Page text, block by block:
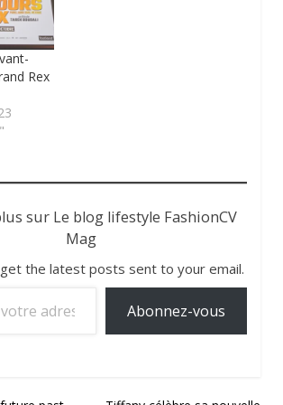
Rex
sur Le blog lifestyle FashionCV
Mag
the latest posts sent to your email.
Abonnez-vous